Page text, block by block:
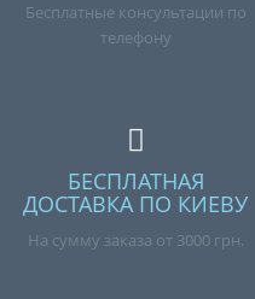
Бесплатные консультации по
телефону
БЕСПЛАТНАЯ
ДОСТАВКА ПО КИЕВУ
На сумму заказа от 3000 грн.